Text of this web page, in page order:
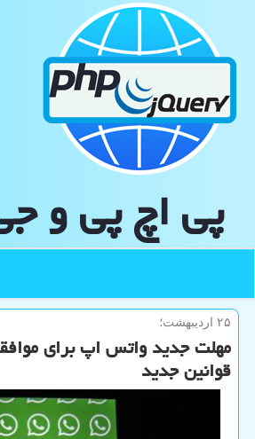
پی اچ پی و
۲۵ اردیبهشت؛
مهلت جدید واتس اپ برای
قوانین جدید